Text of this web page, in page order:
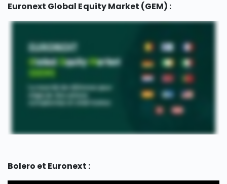
Euronext Global Equity Market (GEM) :
Bolero et Euronext :